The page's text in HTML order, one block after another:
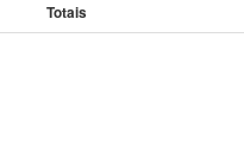
Totais